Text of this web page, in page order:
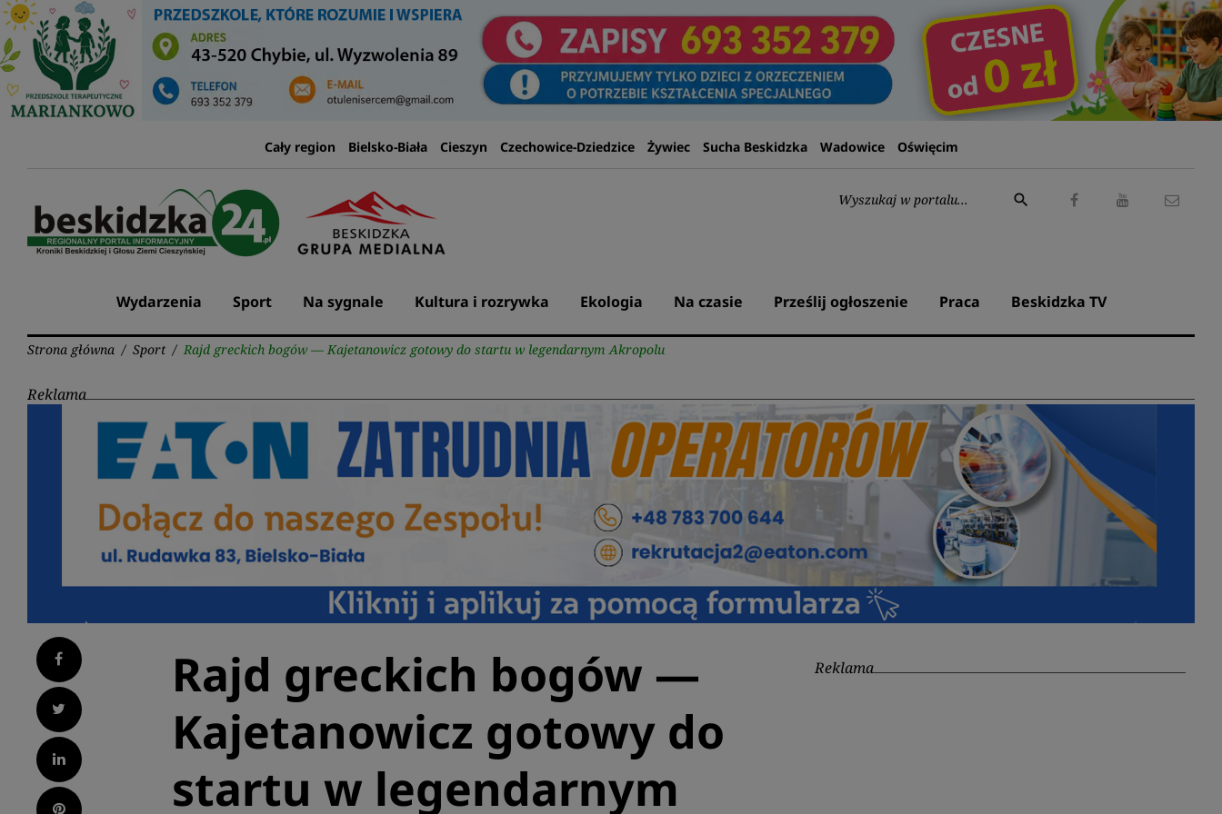
Przejdź
do
treści
Cały region Bielsko-Biała Cieszyn Czechowice-Dziedzice Żywiec Sucha Beskidzka Wadowice Oświęcim
Wyszukaj:
search
Wydarzenia Sport Na sygnale Kultura i rozrywka Ekologia Na czasie Prześlij ogłoszenie Praca Beskidzka TV
Strona główna / Sport / Rajd greckich bogów — Kajetanowicz gotowy do startu w legendarnym Akropolu
Reklama
Facebook
Twitter
LinkedIn
Pinterest
Rajd greckich bogów —
Kajetanowicz gotowy do
startu w legendarnym
Reklama